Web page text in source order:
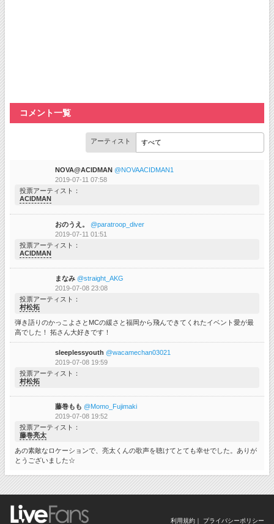
コメント一覧
アーティスト
NOVA@ACIDMAN @NOVAACIDMAN1
2019-07-11 07:58
投票アーティスト
ACIDMAN
おのうえ。 @paratroop_diver
2019-07-11 01:51
投票アーティスト
ACIDMAN
まなみ @straight_AKG
2019-07-08 23:08
投票アーティスト
村松拓
弾き語りのかっこよさとMCの緩さと福岡から飛んできてくれたイベント愛が最
高でした！ 拓さん大好きです！
sleeplessyouth @wacamechan03021
2019-07-08 19:59
投票アーティスト
村松拓
藤巻もも @Momo_Fujimaki
2019-07-08 19:52
投票アーティスト
藤巻亮太
あの素敵なロケーションで、亮太くんの歌声を聴けてとても幸せでした。ありが
とうございました☆
利用規約 プライバシーポリシー